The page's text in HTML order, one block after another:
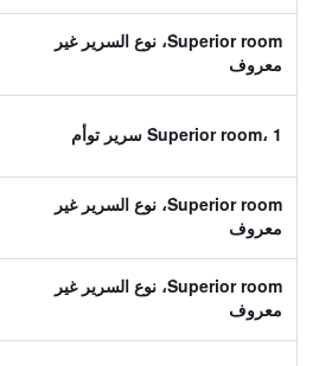
Superior room، نوع السرير غير
معروف
Superior room، 1 سرير توأم
Superior room، نوع السرير غير
معروف
Superior room، نوع السرير غير
معروف